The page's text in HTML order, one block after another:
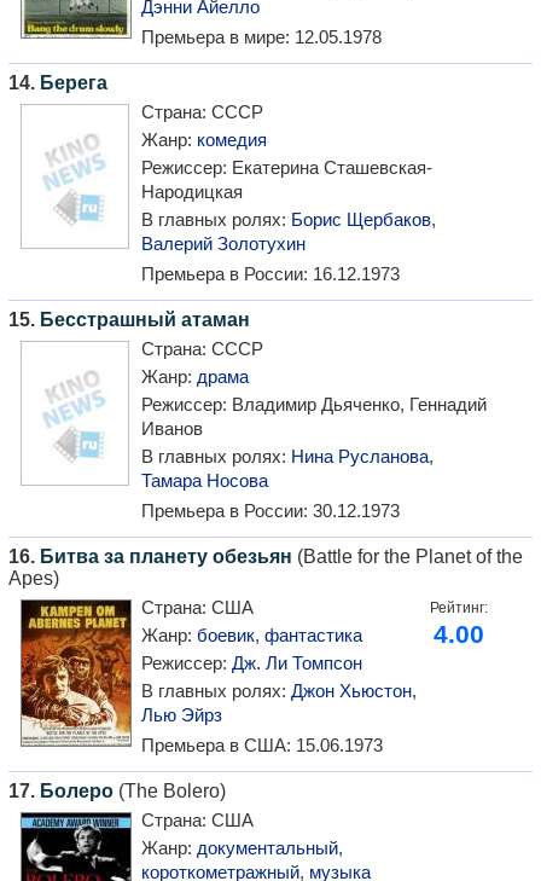
Дэнни Айелло
Премьера в мире: 12.05.1978
14. Берега
Страна: СССР
Жанр: комедия
Режиссер: Екатерина Сташевская-
Народицкая
В главных ролях: Борис Щербаков,
Валерий Золотухин
Премьера в России: 16.12.1973
15. Бесстрашный атаман
Страна: СССР
Жанр: драма
Режиссер: Владимир Дьяченко, Геннадий
Иванов
В главных ролях: Нина Русланова,
Тамара Носова
Премьера в России: 30.12.1973
16. Битва за планету обезьян (Battle for the Planet of the
Apes)
Рейтинг:
4.00
Страна: США
Жанр: боевик, фантастика
Режиссер: Дж. Ли Томпсон
В главных ролях: Джон Хьюстон,
Лью Эйрз
Премьера в США: 15.06.1973
17. Болеро (The Bolero)
Страна: США
Жанр: документальный,
короткометражный, музыка